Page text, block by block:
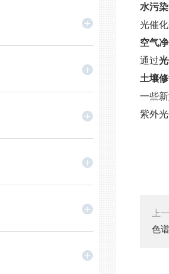
水污
光催
空气
通过
土壤
一些
紫外
上
色